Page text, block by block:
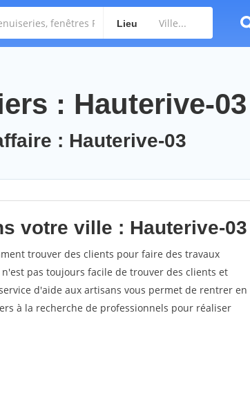
Lieu
: Hauterive-03
: Hauterive-03
votre ville : Hauterive-03
trouver des clients pour faire des travaux
pas toujours facile de trouver des clients et
d'aide aux artisans vous permet de rentrer en
à la recherche de professionnels pour réaliser